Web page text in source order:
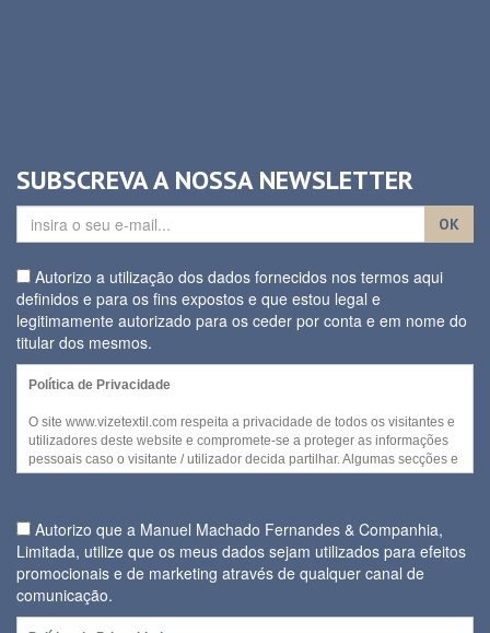
SUBSCREVA A NOSSA NEWSLETTER
OK
Autorizo a utilização dos dados fornecidos nos termos aqui
definidos e para os fins expostos e que estou legal e
legitimamente autorizado para os ceder por conta e em nome do
titular dos mesmos.
Política de Privacidade
O site www.vizetextil.com respeita a privacidade de todos os visitantes e
utilizadores deste website e compromete-se a proteger as informações
pessoais caso o visitante / utilizador decida partilhar. Algumas secções e
/ ou funcionalidades deste website podem ser acedidas sem recurso a
No entanto, quando for necessária a recolha de informação pessoal
para disponibilizar serviços ou quando cada visitante decidir fornecer
alguns dos seus dados pessoais, a utilização daquela informação e
daqueles dados será efetuada no cumprimento
Regulamento Geral da sobre a Protecção de Dados (Regulamento (UE)
Autorizo que a Manuel Machado Fernandes & Companhia,
Limitada, utilize que os meus dados sejam utilizados para efeitos
promocionais e de marketing através de qualquer canal de
comunicação.